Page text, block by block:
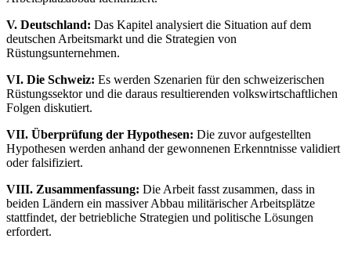
V. Deutschland: Das Kapitel analysiert die Situation auf dem
deutschen Arbeitsmarkt und die Strategien von
Rüstungsunternehmen.
VI. Die Schweiz: Es werden Szenarien für den schweizerischen
Rüstungssektor und die daraus resultierenden volkswirtschaftlichen
Folgen diskutiert.
VII. Überprüfung der Hypothesen: Die zuvor aufgestellten
Hypothesen werden anhand der gewonnenen Erkenntnisse validiert
oder falsifiziert.
VIII. Zusammenfassung: Die Arbeit fasst zusammen, dass in
beiden Ländern ein massiver Abbau militärischer Arbeitsplätze
stattfindet, der betriebliche Strategien und politische Lösungen
erfordert.